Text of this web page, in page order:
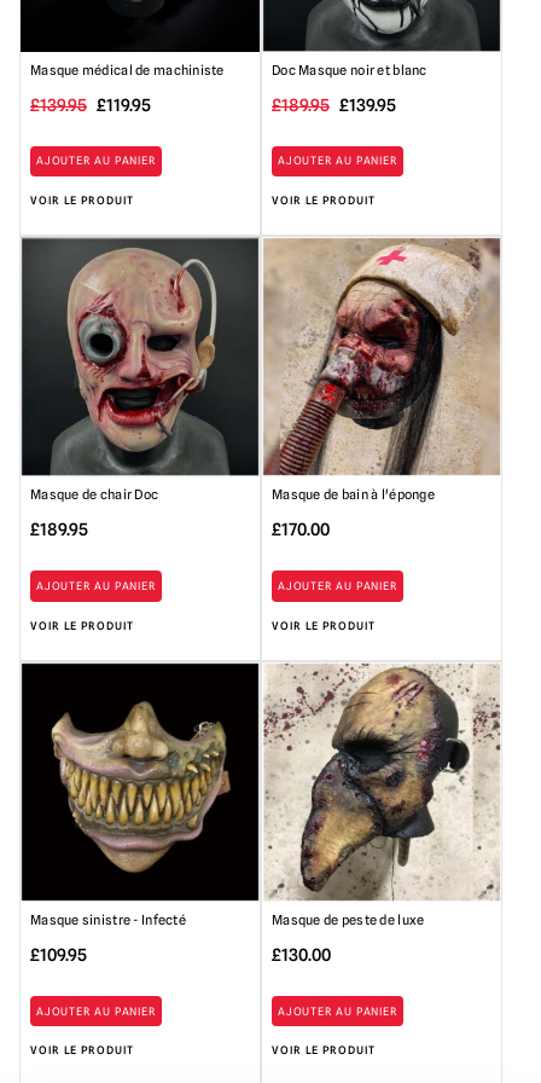
Masque médical de machiniste
£139.95 Le
initial
était
de :
139,95 £.
£119.95Le
actuel
de
119,95
£.
AJOUTER AU PANIER
VOIR LE PRODUIT
Doc Masque noir et blanc
£189.95 Le
initial
était
:
189,95
£.
£139.95Le
actuel
de
139,95
£.
AJOUTER AU PANIER
VOIR LE PRODUIT
Masque de chair Doc
£189.95
AJOUTER AU PANIER
VOIR LE PRODUIT
Masque de bain à l'éponge
£170.00
AJOUTER AU PANIER
VOIR LE PRODUIT
Masque sinistre - Infecté
£109.95
AJOUTER AU PANIER
VOIR LE PRODUIT
Masque de peste de luxe
£130.00
AJOUTER AU PANIER
VOIR LE PRODUIT